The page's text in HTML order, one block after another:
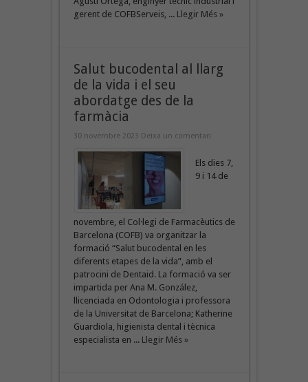
gerent de COFBServeis, ... Llegir Més »
Salut bucodental al llarg
de la vida i el seu
abordatge des de la
farmàcia
30 novembre 2023 Deixa un comentari
Els dies 7,
9 i 14 de
novembre, el Col·legi de Farmacèutics de
Barcelona (COFB) va organitzar la
formació “Salut bucodental en les
diferents etapes de la vida”, amb el
patrocini de Dentaid. La formació va ser
impartida per Ana M. González,
llicenciada en Odontologia i professora
de la Universitat de Barcelona; Katherine
Guardiola, higienista dental i tècnica
especialista en ... Llegir Més »